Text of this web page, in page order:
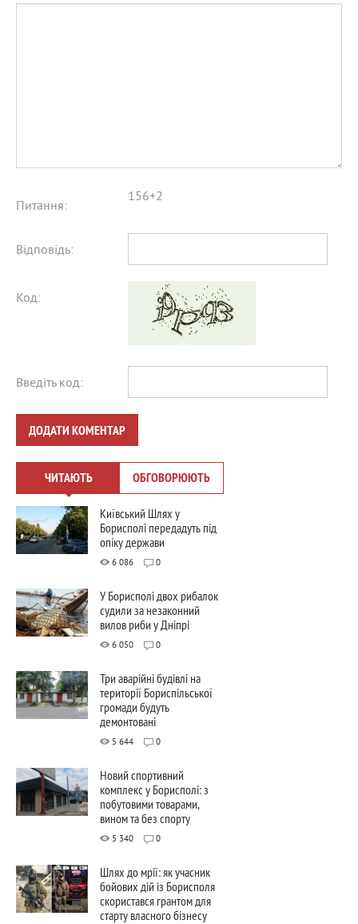
Питання:
156+2
Відповідь:
Код:
Введіть код:
ДОДАТИ КОМЕНТАР
ЧИТАЮТЬ ОБГОВОРЮЮТЬ
Київський Шлях у
Борисполі передадуть під
опіку держави
6 086 0
У Борисполі двох рибалок
судили за незаконний
вилов риби у Дніпрі
6 050 0
Три аварійні будівлі на
території Бориспільської
громади будуть
демонтовані
5 644 0
Новий спортивний
комплекс у Борисполі: з
побутовими товарами,
вином та без спорту
5 340 0
Шлях до мрії: як учасник
бойових дій із Борисполя
скористався грантом для
старту власного бізнесу